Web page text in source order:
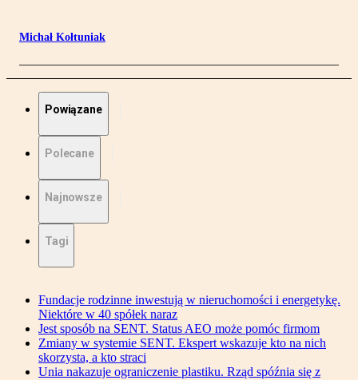
Michał Kołtuniak
Powiązane
Polecane
Najnowsze
Tagi
Fundacje rodzinne inwestują w nieruchomości i energetykę.
Niektóre w 40 spółek naraz
Jest sposób na SENT. Status AEO może pomóc firmom
Zmiany w systemie SENT. Ekspert wskazuje kto na nich
skorzysta, a kto straci
Unia nakazuje ograniczenie plastiku. Rząd spóźnia się z